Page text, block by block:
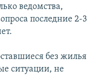
ведомства,
последние 2-3
без жилья
ситуации, не